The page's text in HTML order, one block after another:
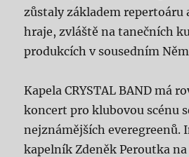
zůstaly základem repertoáru
hraje, zvláště na tanečních
produkcích v sousedním
Kapela CRYSTAL BAND má
koncert pro klubovou scénu
nejznámějších everegreenů.
kapelník Zdeněk Peroutka